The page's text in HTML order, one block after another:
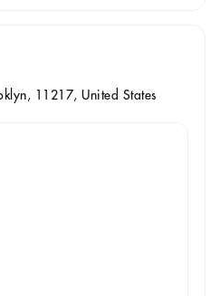
11217, United States